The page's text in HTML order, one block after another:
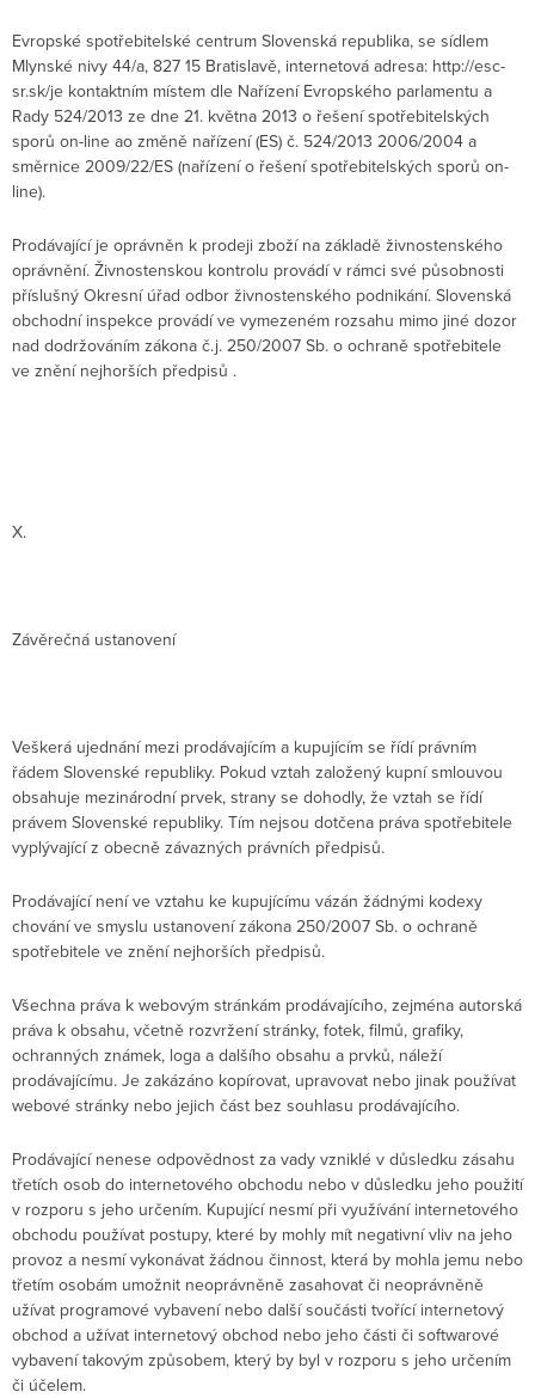
Evropské spotřebitelské centrum Slovenská republika, se sídlem
Mlynské nivy 44/a, 827 15 Bratislavě, internetová adresa: http://esc-
sr.sk/je kontaktním místem dle Nařízení Evropského parlamentu a
Rady 524/2013 ze dne 21. května 2013 o řešení spotřebitelských
sporů on-line ao změně nařízení (ES) č. 524/2013 2006/2004 a
směrnice 2009/22/ES (nařízení o řešení spotřebitelských sporů on-
line).
Prodávající je oprávněn k prodeji zboží na základě živnostenského
oprávnění. Živnostenskou kontrolu provádí v rámci své působnosti
příslušný Okresní úřad odbor živnostenského podnikání. Slovenská
obchodní inspekce provádí ve vymezeném rozsahu mimo jiné dozor
nad dodržováním zákona č.j. 250/2007 Sb. o ochraně spotřebitele
ve znění nejhorších předpisů .
X.
Závěrečná ustanovení
Veškerá ujednání mezi prodávajícím a kupujícím se řídí právním
řádem Slovenské republiky. Pokud vztah založený kupní smlouvou
obsahuje mezinárodní prvek, strany se dohodly, že vztah se řídí
právem Slovenské republiky. Tím nejsou dotčena práva spotřebitele
vyplývající z obecně závazných právních předpisů.
Prodávající není ve vztahu ke kupujícímu vázán žádnými kodexy
chování ve smyslu ustanovení zákona 250/2007 Sb. o ochraně
spotřebitele ve znění nejhorších předpisů.
Všechna práva k webovým stránkám prodávajícího, zejména autorská
práva k obsahu, včetně rozvržení stránky, fotek, filmů, grafiky,
ochranných známek, loga a dalšího obsahu a prvků, náleží
prodávajícímu. Je zakázáno kopírovat, upravovat nebo jinak používat
webové stránky nebo jejich část bez souhlasu prodávajícího.
Prodávající nenese odpovědnost za vady vzniklé v důsledku zásahu
třetích osob do internetového obchodu nebo v důsledku jeho použití
v rozporu s jeho určením. Kupující nesmí při využívání internetového
obchodu používat postupy, které by mohly mít negativní vliv na jeho
provoz a nesmí vykonávat žádnou činnost, která by mohla jemu nebo
třetím osobám umožnit neoprávněně zasahovat či neoprávněně
užívat programové vybavení nebo další součásti tvořící internetový
obchod a užívat internetový obchod nebo jeho části či softwarové
vybavení takovým způsobem, který by byl v rozporu s jeho určením
či účelem.